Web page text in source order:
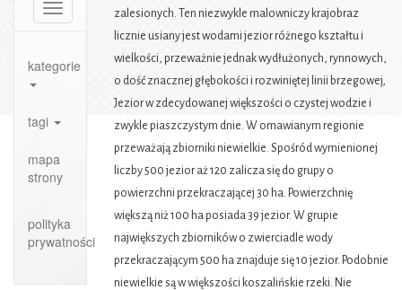
Toggle
navigation
kategorie
tagi
mapa
strony
polityka
prywatności
zalesionych. Ten niezwykle malowniczy krajobraz
licznie usiany jest wodami jezior różnego kształtu i
wielkości, przeważnie jednak wydłużonych, rynnowych,
o dość znacznej głębokości i rozwiniętej linii brzegowej,
Jezior w zdecydowanej większości o czystej wodzie i
zwykle piaszczystym dnie. W omawianym regionie
przeważają zbiorniki niewielkie. Spośród wymienionej
liczby 500 jezior aż 120 zalicza się do grupy o
powierzchni przekraczającej 30 ha. Powierzchnię
większą niż 100 ha posiada 39 jezior. W grupie
największych zbiorników o zwierciadle wody
przekraczającym 500 ha znajduje się 10 jezior. Podobnie
niewielkie są w większości koszalińskie rzeki. Nie